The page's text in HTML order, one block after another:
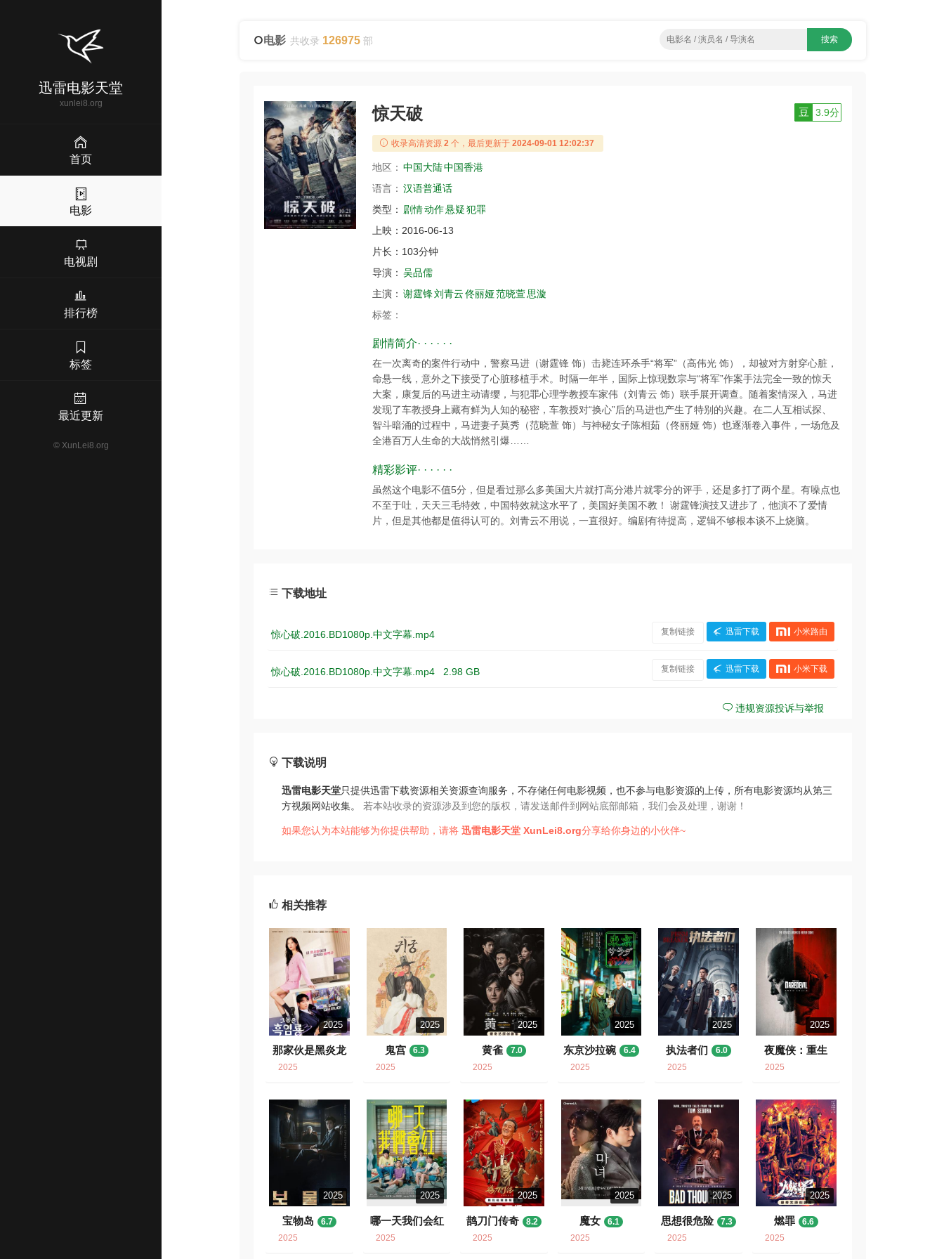
迅雷电影天堂
xunlei8.org
首页
电影
电视剧
排行榜
标签
最近更新
© XunLei8.org
电影 共收录 126975 部
惊天破 豆 3.9分
收录高清资源 2 个，最后更新于 2024-09-01 12:02:37
地区： 中国大陆中国香港
语言： 汉语普通话
类型： 剧情动作悬疑犯罪
上映： 2016-06-13
片长： 103分钟
导演： 吴品儒
主演： 谢霆锋刘青云佟丽娅范晓萱思漩
标签：
剧情简介· · · · · ·
在一次离奇的案件行动中，警察马进（谢霆锋 饰）击毙连环杀手“将军”（高伟光 饰），却被对方射穿心脏，
命悬一线，意外之下接受了心脏移植手术。时隔一年半，国际上惊现数宗与“将军”作案手法完全一致的惊天
大案，康复后的马进主动请缨，与犯罪心理学教授车家伟（刘青云 饰）联手展开调查。随着案情深入，马进
发现了车教授身上藏有鲜为人知的秘密，车教授对“换心”后的马进也产生了特别的兴趣。在二人互相试探、
智斗暗涌的过程中，马进妻子莫秀（范晓萱 饰）与神秘女子陈相茹（佟丽娅 饰）也逐渐卷入事件，一场危及
全港百万人生命的大战悄然引爆……
精彩影评· · · · · ·
虽然这个电影不值5分，但是看过那么多美国大片就打高分港片就零分的评手，还是多打了两个星。有噪点也
不至于吐，天天三毛特效，中国特效就这水平了，美国好美国不教！ 谢霆锋演技又进步了，他演不了爱情
片，但是其他都是值得认可的。刘青云不用说，一直很好。编剧有待提高，逻辑不够根本谈不上烧脑。
下载地址
惊心破.2016.BD1080p.中文字幕.mp4 复制链接 迅雷下载 小米路由
惊心破.2016.BD1080p.中文字幕.mp4 2.98 GB 复制链接 迅雷下载 小米下载
违规资源投诉与举报
下载说明
迅雷电影天堂只提供迅雷下载资源相关资源查询服务，不存储任何电影视频，也不参与电影资源的上传，所有电影资源均从第三
方视频网站收集。 若本站收录的资源涉及到您的版权，请发送邮件到网站底部邮箱，我们会及处理，谢谢！
如果您认为本站能够为你提供帮助，请将迅雷电影天堂 XunLei8.org分享给你身边的小伙伴~
相关推荐
2025
那家伙是黑炎龙
2025
2025
鬼宫
6.3
2025
2025
黄雀
7.0
2025
2025
东京沙拉碗
6.4
2025
2025
执法者们
6.0
2025
2025
夜魔侠：重生
2025
2025
宝物岛
6.7
2025
2025
哪一天我们会红
2025
2025
鹊刀门传奇
8.2
2025
2025
魔女
6.1
2025
2025
思想很危险
7.3
2025
2025
燃罪
6.6
2025